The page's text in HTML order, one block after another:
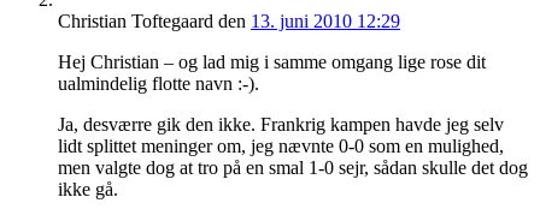
Christian Toftegaard den 13. juni 2010 12:29
Hej Christian – og lad mig i samme omgang lige rose dit
ualmindelig flotte navn :-).
Ja, desværre gik den ikke. Frankrig kampen havde jeg selv
lidt splittet meninger om, jeg nævnte 0-0 som en mulighed,
men valgte dog at tro på en smal 1-0 sejr, sådan skulle det dog
ikke gå.